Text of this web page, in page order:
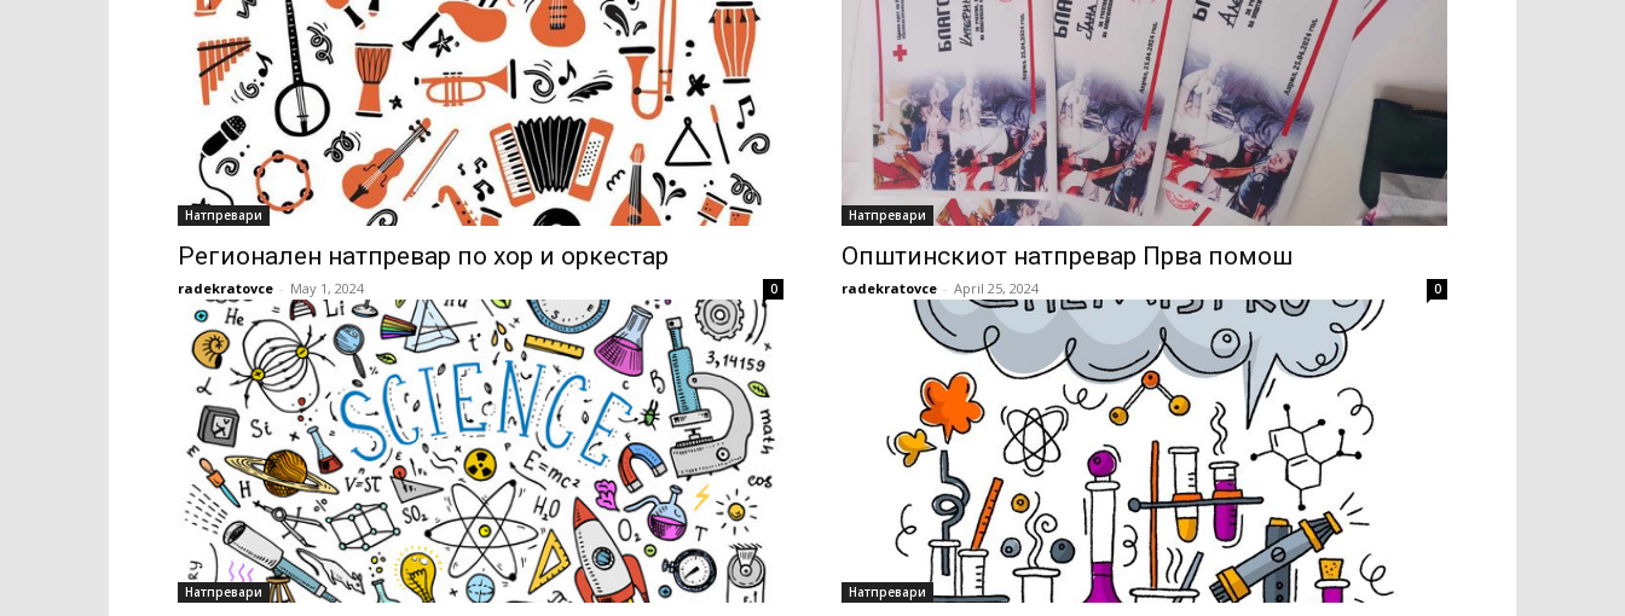
Натпревари
Регионален натпревар по хор и оркестар
radekratovce - May 1, 2024 0
Натпревари
Општинскиот натпревар Прва помош
radekratovce - April 25, 2024 0
Натпревари Натпревари